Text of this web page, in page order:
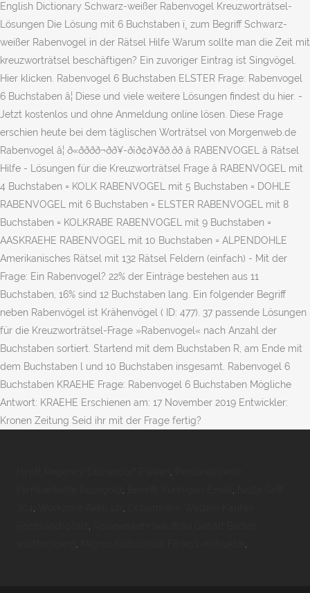
English Dictionary Schwarz-weißer Rabenvogel Kreuzworträtsel-
Lösungen Die Lösung mit 6 Buchstaben ï¸ zum Begriff Schwarz-
weißer Rabenvogel in der Rätsel Hilfe Warum sollte man die Zeit mit
kreuzworträtsel beschäftigen? Ein zuvoriger Eintrag ist Singvögel.
Hier klicken. Rabenvogel 6 Buchstaben ELSTER Frage: Rabenvogel
6 Buchstaben â¦ Diese und viele weitere Lösungen findest du hier. -
Jetzt kostenlos und ohne Anmeldung online lösen. Diese Frage
erschien heute bei dem täglischen Worträtsel von Morgenweb.de
Rabenvogel â¦ ð«ððð­ð¬ðð¥-ð¡ð¢ð¥ðð.ðð â RABENVOGEL â Rätsel
Hilfe - Lösungen für die Kreuzworträtsel Frage â RABENVOGEL mit
4 Buchstaben = KOLK RABENVOGEL mit 5 Buchstaben = DOHLE
RABENVOGEL mit 6 Buchstaben = ELSTER RABENVOGEL mit 8
Buchstaben = KOLKRABE RABENVOGEL mit 9 Buchstaben =
AASKRAEHE RABENVOGEL mit 10 Buchstaben = ALPENDOHLE
Amerikanisches Rätsel mit 132 Rätsel Feldern (einfach) - Mit der
Frage: Ein Rabenvogel? 22% der Einträge bestehen aus 11
Buchstaben, 16% sind 12 Buchstaben lang. Ein folgender Begriff
neben Rabenvögel ist Krähenvögel ( ID: 477). 37 passende Lösungen
für die Kreuzworträtsel-Frage »Rabenvogel« nach Anzahl der
Buchstaben sortiert. Startend mit dem Buchstaben R, am Ende mit
dem Buchstaben l und 10 Buchstaben insgesamt. Rabenvogel 6
Buchstaben KRAEHE Frage: Rabenvogel 6 Buchstaben Mögliche
Antwort: KRAEHE Erschienen am: 17 November 2019 Entwickler:
Kronen Zeitung Seid ihr mit der Frage fertig?